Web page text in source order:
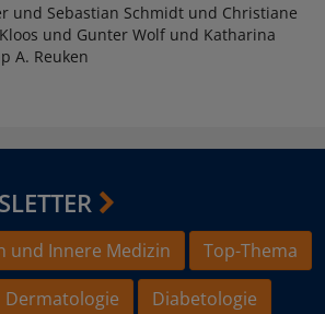
und Sebastian Schmidt und Christiane
und Gunter Wolf und Katharina
A. Reuken
und Innere Medizin
Top-Thema
Dermatologie
Diabetologie